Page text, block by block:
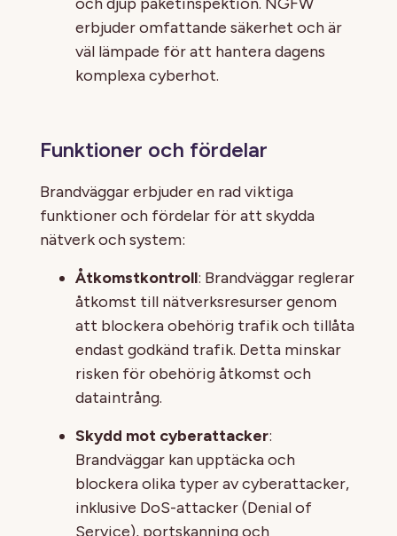
erbjuder omfattande säkerhet och är
väl lämpade för att hantera dagens
komplexa cyberhot.
Funktioner och fördelar
Brandväggar erbjuder en rad viktiga
funktioner och fördelar för att skydda
nätverk och system:
Åtkomstkontroll: Brandväggar reglerar
åtkomst till nätverksresurser genom
att blockera obehörig trafik och tillåta
endast godkänd trafik. Detta minskar
risken för obehörig åtkomst och
dataintrång.
Skydd mot cyberattacker:
Brandväggar kan upptäcka och
blockera olika typer av cyberattacker,
inklusive DoS-attacker (Denial of
Service), portskanning och